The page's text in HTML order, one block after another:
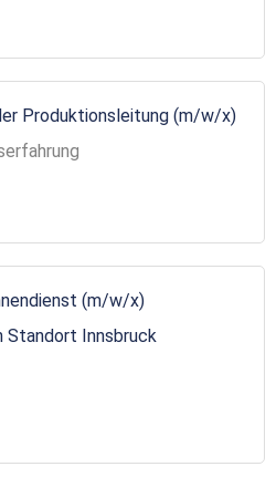
Produktionsleitung (m/w/x)
(m/w/x)
Innsbruck